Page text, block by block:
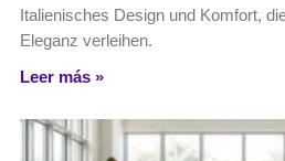
Italienisches Design und Komfort,
Eleganz verleihen.
Leer más »